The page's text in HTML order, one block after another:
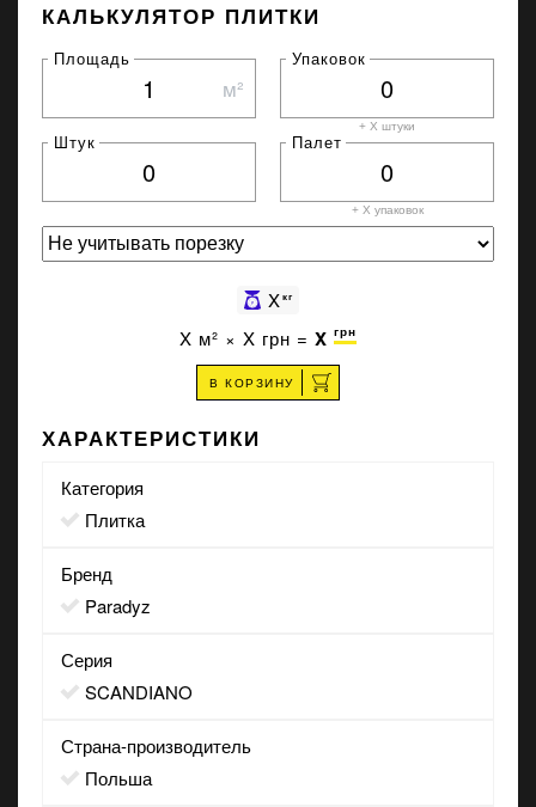
КАЛЬКУЛЯТОР ПЛИТКИ
Площадь
м²
Упаковок
+ X штуки
Штук Палет
+ X упаковок
Xкг
X м² × X грн = X грн
В КОРЗИНУ
ХАРАКТЕРИСТИКИ
Категория
Плитка
Бренд
Paradyz
Серия
SCANDIANO
Страна-производитель
Польша